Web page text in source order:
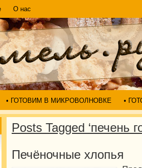
О нас
• ГОТОВИМ В МИКРОВОЛНОВКЕ •
Posts Tagged ‘печень
Печёночные хлопья